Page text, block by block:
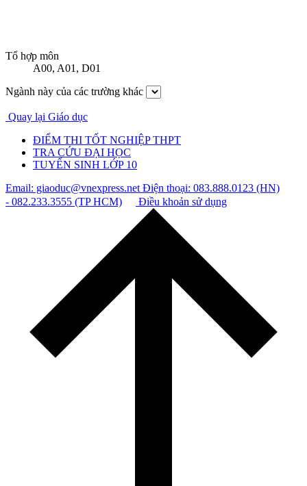
Tổ hợp môn
A00, A01, D01
Ngành này của các trường khác
Quay lại Giáo dục
ĐIỂM THI TỐT NGHIỆP THPT
TRA CỨU ĐẠI HỌC
TUYỂN SINH LỚP 10
Email: giaoduc@vnexpress.netĐiện thoại: 083.888.0123 (HN)
- 082.233.3555 (TP HCM)
Điều khoản sử dụng